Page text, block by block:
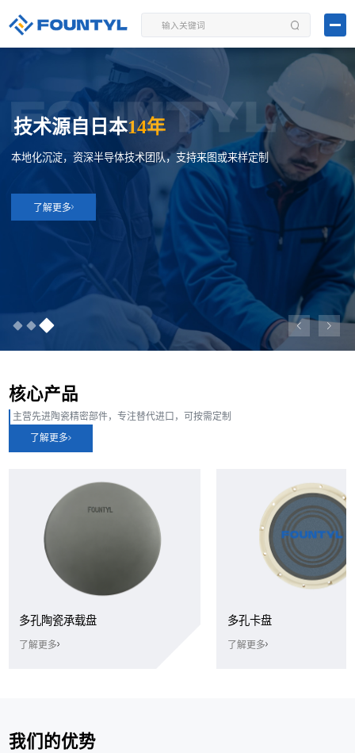
技术源自日本14年
本地化沉淀，资深半导体技术团队，支持来图或来样定制
了解更多
核心产品
主营先进陶瓷精密部件，专注替代进口，可按需定制
了解更多
多孔陶瓷承载盘
了解更多
多孔卡盘
了解更多
我们的优势